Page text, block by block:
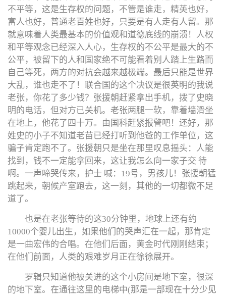
不平等，这是生存权的问题，不管是谁走，精英也好，
富人也好，普通老百姓也好，只要是有人走有人留。那
就意味着人类最基本的价值观和道德底线的崩溃！人权
和平等观念已经深入人心，生存权的不公平是最大的不
公平，被留下的人和国家绝不可能看着别人踏上生路而
自己等死，两方的对抗会越来越极端。最后只能是世界
大乱，谁也走不了！联合国的这个决议是很英明的我说
老张，你花了多少钱？张援朝赶紧拿出手机，拨了史晓
明的电话，但对方已关机。老张两腿一软，靠着墙滑坐
在地上，他花了四十万。由国科赶紧报警吧！还好，那
姓史的小子不知道老苗已经打听到他爸的工作单位，这
骗子肯定跑不了。张援朝只是坐在那里叹息摇头：人能
找到，钱不一定能拿回来，这让我怎么向一家子交 待
啊。一声啼哭传来，护士 喊：19号，男孩儿！张援朝猛
跳起来，朝候产室跑去，这一刻，其他的一切都微不足
道了。
也是在老张等待的这30分钟里，地球上还有约
10000个婴儿出生，如果他们的哭声汇在一起，那肯定
是一曲宏伟的合唱。在他们后面，黄金时代刚刚结束；
在他们前面，人类的艰难岁月正在徐徐展开。
罗辑只知道他被关进的这个小房间是地下室，很深
的地下室。在通往这里的电梯中(那是一部现在十分少见